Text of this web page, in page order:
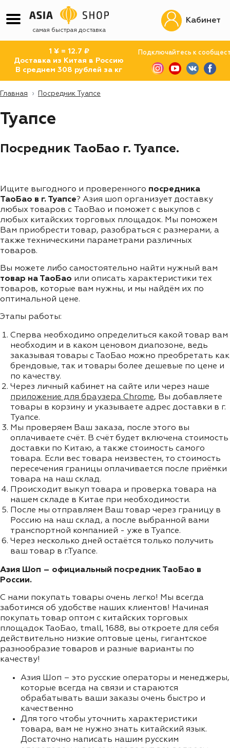
самая быстрая доставка
1 ¥ = 12.7 ₽
Доставка из Китая в Россию
В среднем 308 рублей за кг
Подключайтесь к
Кабинет
Главная Посредник Туапсе
Туапсе
Посредник ТаоБао г. Туапсе.
Ищите выгодного и проверенного посредника
ТаоБао в г. Туапсе? Азия шоп организует доставку
любых товаров с TaoBao и поможет с выкупов с
любых китайских торговых площадок. Мы поможем
Вам приобрести товар, разобраться с размерами, а
также техническими параметрами различных
товаров.
Вы можете либо самостоятельно найти нужный вам
товар на ТаоБао или описать характеристики тех
товаров, которые вам нужны, и мы найдём их по
оптимальной цене.
Этапы работы:
Сперва необходимо определиться какой товар вам
необходим и в каком ценовом диапозоне, ведь
заказывая товары с ТаоБао можно преобретать как
брендовые, так и товары более дешевые по цене и
по качеству.
Через личный кабинет на сайте или через наше
приложение для браузера Chrome, Вы добавляете
товары в корзину и указываете адрес доставки в г.
Туапсе.
Мы проверяем Ваш заказа, после этого вы
оплачиваете счёт. В счёт будет включена стоимость
доставки по Китаю, а также стоимость самого
товара. Если вес товара неизвестен, то стоимость
пересечения границы оплачивается после приёмки
товара на наш склад.
Происходит выкуп товара и проверка товара на
нашем складе в Китае при необходимости.
После мы отправляем Ваш товар через границу в
Россию на наш склад, а после выбранной вами
транспортной компанией - уже в Туапсе.
Через несколько дней остаётся только получить
ваш товар в г.Туапсе.
Азия Шоп – официальный посредник ТаоБао в
России.
С нами покупать товары очень легко! Мы всегда
заботимся об удобстве наших клиентов! Начиная
покупать товар оптом с китайских торговых
площадок ТаоБао, tmall, 1688, вы откроете для себя
действительно низкие оптовые цены, гигантское
разнообразие товаров и разные варианты по
качеству!
Азия Шоп – это русские операторы и менеджеры,
которые всегда на связи и стараются
обрабатывать ваши заказы очень быстро и
качественно
Для того чтобы уточнить характеристики
товара, вам не нужно знать китайский язык.
Достаточно написать нашим русским